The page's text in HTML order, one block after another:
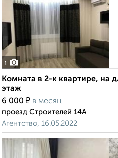
1
Комната в 2-к квартире, на
этаж
6 000 ₽ в месяц
проезд Строителей 14А
Агентство, 16.05.2022